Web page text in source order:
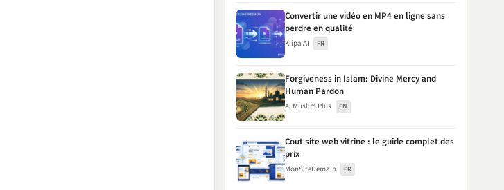
Convertir une vidéo en MP4 en ligne sans
perdre en qualité
Klipa AI FR
Forgiveness in Islam: Divine Mercy and
Human Pardon
Al Muslim Plus EN
Cout site web vitrine : le guide complet des
prix
MonSiteDemain FR